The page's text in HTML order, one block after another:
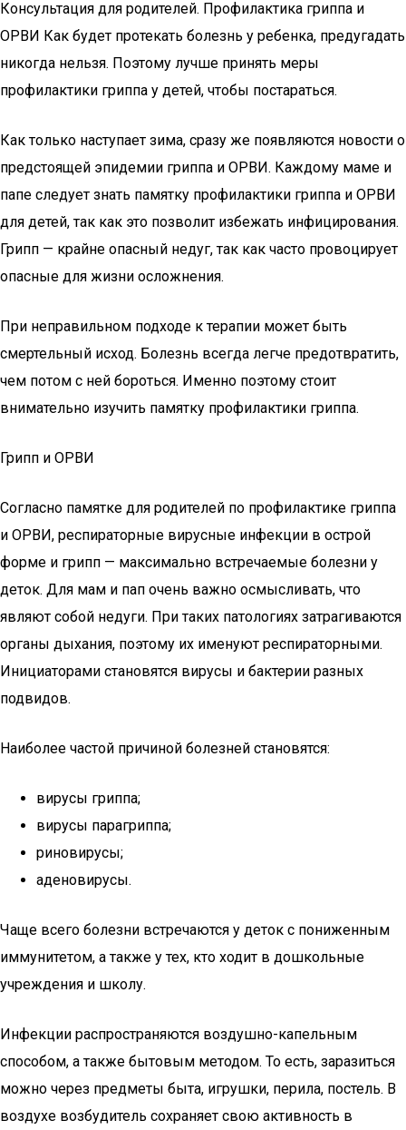
Консультация для родителей. Профилактика гриппа и
ОРВИ Как будет протекать болезнь у ребенка, предугадать
никогда нельзя. Поэтому лучше принять меры
профилактики гриппа у детей, чтобы постараться.
Как только наступает зима, сразу же появляются новости о
предстоящей эпидемии гриппа и ОРВИ. Каждому маме и
папе следует знать памятку профилактики гриппа и ОРВИ
для детей, так как это позволит избежать инфицирования.
Грипп — крайне опасный недуг, так как часто провоцирует
опасные для жизни осложнения.
При неправильном подходе к терапии может быть
смертельный исход. Болезнь всегда легче предотвратить,
чем потом с ней бороться. Именно поэтому стоит
внимательно изучить памятку профилактики гриппа.
Грипп и ОРВИ
Согласно памятке для родителей по профилактике гриппа
и ОРВИ, респираторные вирусные инфекции в острой
форме и грипп — максимально встречаемые болезни у
деток. Для мам и пап очень важно осмысливать, что
являют собой недуги. При таких патологиях затрагиваются
органы дыхания, поэтому их именуют респираторными.
Инициаторами становятся вирусы и бактерии разных
подвидов.
Наиболее частой причиной болезней становятся:
вирусы гриппа;
вирусы парагриппа;
риновирусы;
аденовирусы.
Чаще всего болезни встречаются у деток с пониженным
иммунитетом, а также у тех, кто ходит в дошкольные
учреждения и школу.
Инфекции распространяются воздушно-капельным
способом, а также бытовым методом. То есть, заразиться
можно через предметы быта, игрушки, перила, постель. В
воздухе возбудитель сохраняет свою активность в